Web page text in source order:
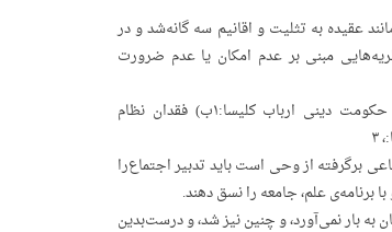
عقیده‌ به‌ تثلیت‌ و اقانیم‌ سه‌ گانه‌شد و در
مبنی‌ بر عدم‌ امکان‌ یا عدم‌ ضرورت‌
‌ ‌ب) فقدان‌ نظام‌ حکومی، حقوقی، اقتصادی‌ و … در متون‌ مسیحی‌موجود، علی‌رغم‌ داعیه‌ی‌ حکومت‌ دینی‌ ارباب‌ کلیسا:۱ب) فقدان‌ نظام‌
برگرفته‌ از وحی‌ است‌ باید تدبیر اجتماع‌را
برنامه‌ی‌ علم، جامعه‌ را نسق‌ دهند.
به‌ بار نمی‌آورد، و چنین‌ نیز شد، و درست‌بدین‌